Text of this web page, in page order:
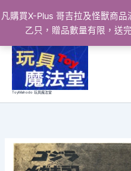
凡購買X-Plus 哥吉拉及怪獸商
乙只，贈品數量有限，送
ToyMahodo 玩具魔法堂